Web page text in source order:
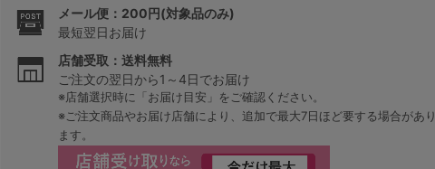
メール便：200円(対象品のみ)
最短翌日お届け
店舗受取：送料無料
ご注文の翌日から1～4日でお届け
※店舗選択時に「お届け目安」をご確認ください。
※ご注文商品やお届け店舗により、追加で最大7日ほど要する場合があり
ます。